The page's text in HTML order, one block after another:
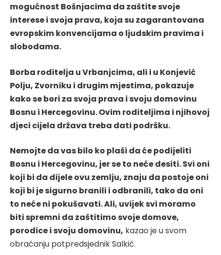
mogućnost Bošnjacima da zaštite svoje
interese i svoja prava, koja su zagarantovana
evropskim konvencijama o ljudskim pravima i
slobodama.
Borba roditelja u Vrbanjcima, ali i u Konjević
Polju, Zvorniku i drugim mjestima, pokazuje
kako se bori za svoja prava i svoju domovinu
Bosnu i Hercegovinu. Ovim roditeljima i njihovoj
djeci cijela država treba dati podršku.
Nemojte da vas bilo ko plaši da će podijeliti
Bosnu i Hercegovinu, jer se to neće desiti. Svi oni
koji bi da dijele ovu zemlju, znaju da postoje oni
koji bi je sigurno branili i odbranili, tako da oni
to neće ni pokušavati. Ali, uvijek svi moramo
biti spremni da zaštitimo svoje domove,
porodice i svoju domovinu, kazao je u svom
obraćanju potpredsjednik Salkić.